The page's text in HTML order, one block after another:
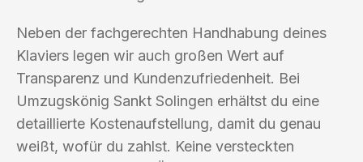
Neben der fachgerechten Handhabung deines
Klaviers legen wir auch großen Wert auf
Transparenz und Kundenzufriedenheit. Bei
Umzugskönig Sankt Solingen erhältst du eine
detaillierte Kostenaufstellung, damit du genau
weißt, wofür du zahlst. Keine versteckten